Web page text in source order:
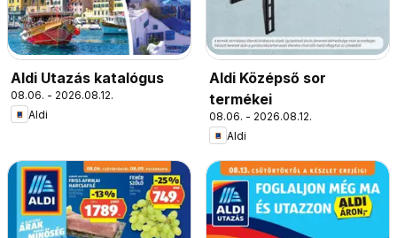
Aldi Utazás katalógus
08.06. - 2026.08.12.
Aldi
Aldi Középső sor
termékei
08.06. - 2026.08.12.
Aldi